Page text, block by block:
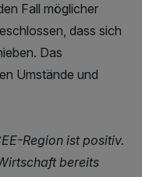
Fall möglicher
dass sich
Das
Umstände und
Region ist positiv.
bereits